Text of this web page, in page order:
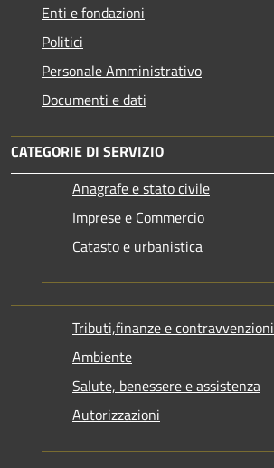
Enti e fondazioni
Politici
Personale Amministrativo
Documenti e dati
CATEGORIE DI SERVIZIO
Anagrafe e stato civile
Imprese e Commercio
Catasto e urbanistica
Tributi,finanze e contravvenzioni
Ambiente
Salute, benessere e assistenza
Autorizzazioni